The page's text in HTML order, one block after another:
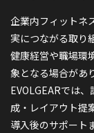
企業内フィットネ
実につながる取り
健康経営や職場環
象となる場合があ
EVOLGEARでは
成・レイアウト提
導入後のサポート